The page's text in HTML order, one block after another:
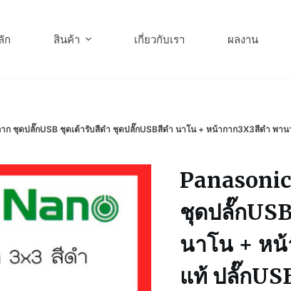
ก สินค้า เกี่ยวกับเรา ผลงาน
ก ชุดปลั๊กUSB ชุดเต้ารับสีดำ ชุดปลั๊กUSBสีดำ นาโน + หน้ากาก3X3สีดำ พา
ชุดปลั๊ก
นาโน + ห
แท้ ปลั๊ก